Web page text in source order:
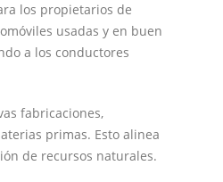
los propietarios de
usadas y en buen
a los conductores
fabricaciones,
primas. Esto alinea
de recursos naturales.